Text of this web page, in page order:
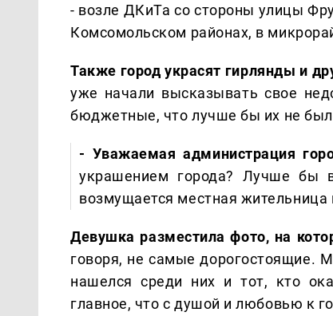
- возле ДКиТа со стороны улицы
Комсомольском районах, в
Также город украсят гирлянды и
уже начали высказывать свое
бюджетные, что лучше бы их не
- Уважаемая администрация
украшением города? Лучше бы
возмущается местная жительница
Девушка разместила фото, на
говоря, не самые дорогостоящие.
нашелся среди них и тот, кто
главное, что с душой и любовью к